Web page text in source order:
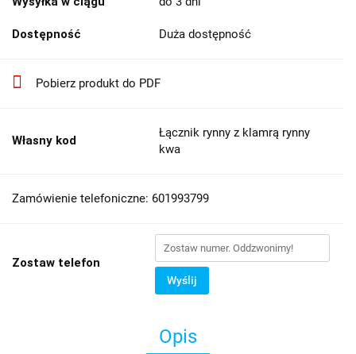
Dostępność Duża dostępność
Pobierz produkt do PDF
Własny kod
Łącznik rynny z klamrą rynny
kwa
Zamówienie telefoniczne: 601993799
Zostaw telefon
Wyślij
Opis